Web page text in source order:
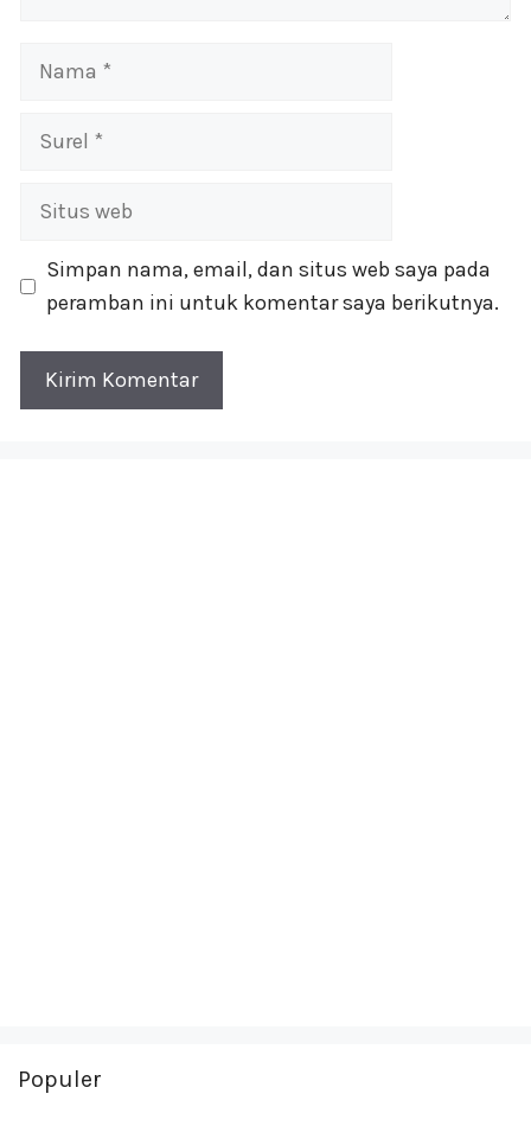
Nama
Surel
Situs
Simpan nama, email, dan situs web saya pada
peramban ini untuk komentar saya berikutnya.
Populer